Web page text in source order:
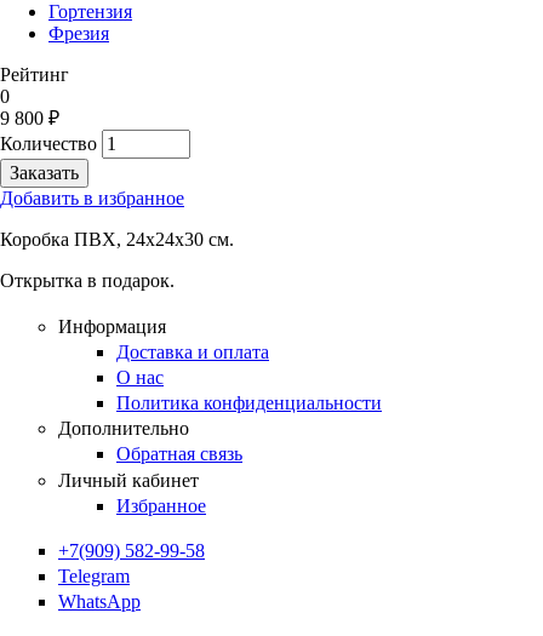
Гортензия
Фрезия
Рейтинг
0
9 800 ₽
Количество
Добавить в избранное
Коробка ПВХ, 24х24х30 см.
Открытка в подарок.
Информация
Доставка и оплата
О нас
Политика конфиденциальности
Дополнительно
Обратная связь
Личный кабинет
Избранное
+7(909) 582-99-58
Telegram
WhatsApp